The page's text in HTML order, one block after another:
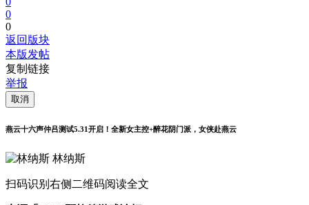
0
0
返回版块
本版发帖
复制链接
举报
取消
燕云十六声仲吕测试5.31开启！全新女主控+醉花阴门派，女侠赴燕云
林纳斯
扫码识别右侧二维码阅读全文